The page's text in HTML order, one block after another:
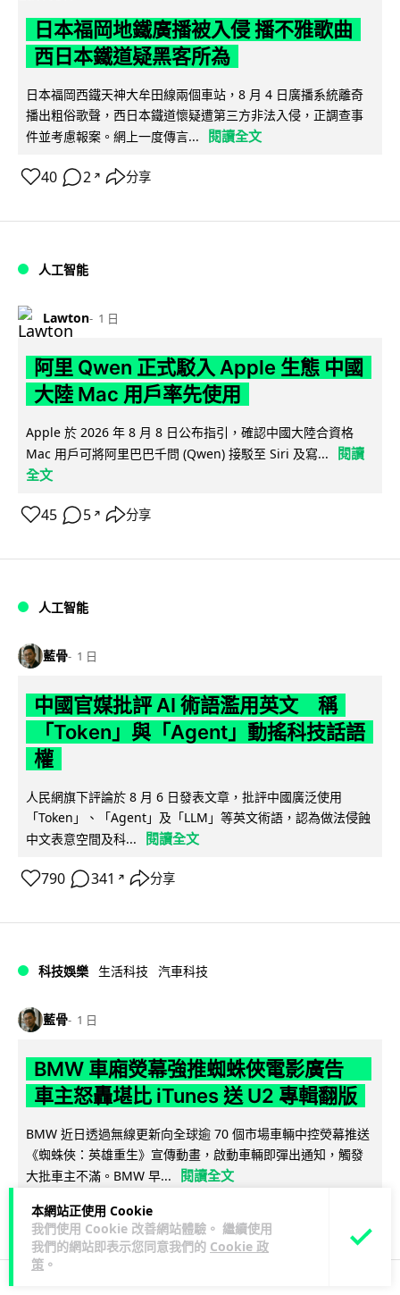
本網站正使用 Cookie
我們使用 Cookie 改善網站體驗。 繼續使用
我們的網站即表示您同意我們的 Cookie 政
策 。
日本福岡地鐵廣播被入侵 播不雅歌曲
西日本鐵道疑黑客所為
日本福岡西鐵天神大牟田線兩個車站，8 月 4 日廣播系統離奇
播出粗俗歌聲，西日本鐵道懷疑遭第三方非法入侵，正調查事
件並考慮報案。網上一度傳言...
閱讀全文
40 2 ↗ 分享
人工智能
Lawton 1 日
阿里 Qwen 正式駁入 Apple 生態 中國
大陸 Mac 用戶率先使用
Apple 於 2026 年 8 月 8 日公布指引，確認中國大陸合資格
Mac 用戶可將阿里巴巴千問 (Qwen) 接駁至 Siri 及寫...
閱讀
全文
45 5 ↗ 分享
人工智能
藍骨 1 日
中國官媒批評 AI 術語濫用英文 稱
「Token」與「Agent」動搖科技話語
權
人民網旗下評論於 8 月 6 日發表文章，批評中國廣泛使用
「Token」、「Agent」及「LLM」等英文術語，認為做法侵蝕
中文表意空間及科...
閱讀全文
790 341 ↗ 分享
科技娛樂 生活科技 汽車科技
藍骨 1 日
BMW 車廂熒幕強推蜘蛛俠電影廣告
車主怒轟堪比 iTunes 送 U2 專輯翻版
BMW 近日透過無線更新向全球逾 70 個市場車輛中控熒幕推送
《蜘蛛俠：英雄重生》宣傳動畫，啟動車輛即彈出通知，觸發
大批車主不滿。BMW 早...
閱讀全文
36 4↗ 分享